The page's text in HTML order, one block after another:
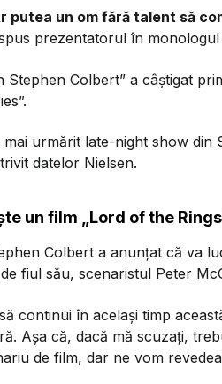
putea un om fără talent să
prezentatorul în monologul
Stephen Colbert” a câștigat
urmărit late-night show din
datelor Nielsen.
un film „Lord of the
Colbert a anunțat că va
fiul său, scenaristul Peter
continui în același timp
Așa că, dacă mă scuzați,
de film, dar ne vom